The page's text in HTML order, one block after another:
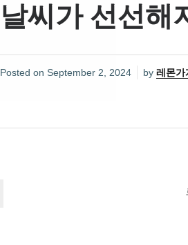
날씨가 선선해
Posted on September 2, 2024 by 레몬가